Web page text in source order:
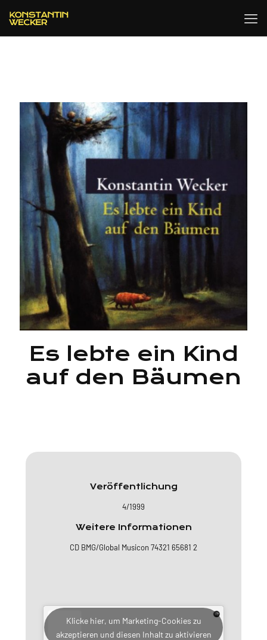
Es lebte ein Kind
auf den Bäumen
Veröffentlichung
4/1999
Weitere Informationen
CD BMG/Global Musicon 74321 65681 2
Klicke hier, um Marketing-Cookies zu
akzeptieren und diesen Inhalt zu aktivieren